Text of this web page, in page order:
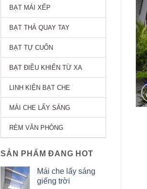
BẠT MÁI XẾP
BẠT THẢ QUAY TAY
BẠT TỰ CUỐN
BẠT ĐIỀU KHIỂN TỪ XA
LINH KIỆN BẠT CHE
MÁI CHE LẤY SÁNG
RÈM VĂN PHÒNG
SẢN PHẨM ĐANG HOT
Mái che lấy sáng
giếng trời